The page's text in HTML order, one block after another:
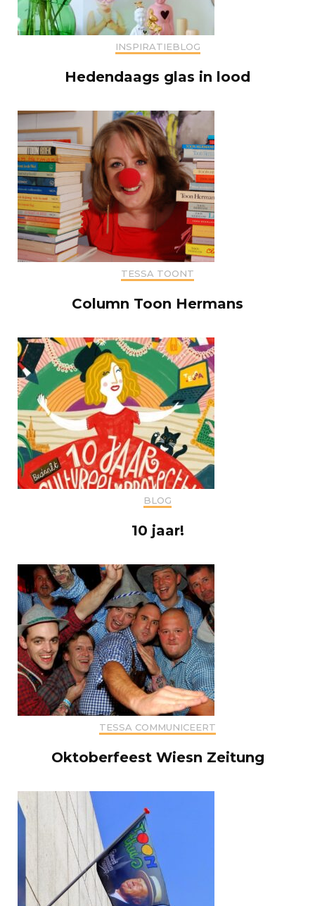
INSPIRATIEBLOG
Hedendaags glas in lood
TESSA TOONT
Column Toon Hermans
BLOG
10 jaar!
TESSA COMMUNICEERT
Oktoberfeest Wiesn Zeitung